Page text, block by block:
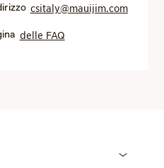
csitaly@mauijim.com
delle FAQ